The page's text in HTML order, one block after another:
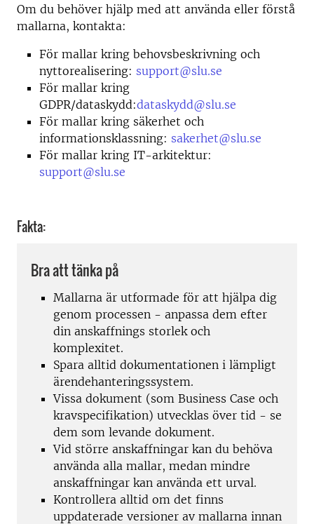
Om du behöver hjälp med att använda eller förstå
mallarna, kontakta:
För mallar kring behovsbeskrivning och
nyttorealisering: support@slu.se
För mallar kring
GDPR/dataskydd:dataskydd@slu.se
För mallar kring säkerhet och
informationsklassning: sakerhet@slu.se
För mallar kring IT-arkitektur:
support@slu.se
Fakta:
Bra att tänka på
Mallarna är utformade för att hjälpa dig
genom processen - anpassa dem efter
din anskaffnings storlek och
komplexitet.
Spara alltid dokumentationen i lämpligt
ärendehanteringssystem.
Vissa dokument (som Business Case och
kravspecifikation) utvecklas över tid - se
dem som levande dokument.
Vid större anskaffningar kan du behöva
använda alla mallar, medan mindre
anskaffningar kan använda ett urval.
Kontrollera alltid om det finns
uppdaterade versioner av mallarna innan